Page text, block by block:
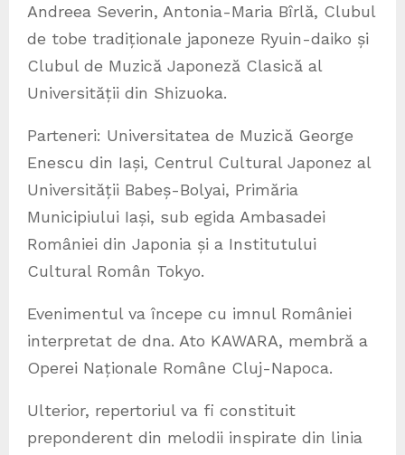
Andreea Severin, Antonia-Maria Bîrlă, Clubul
de tobe tradiționale japoneze Ryuin-daiko și
Clubul de Muzică Japoneză Clasică al
Universității din Shizuoka.
Parteneri: Universitatea de Muzică George
Enescu din Iași, Centrul Cultural Japonez al
Universității Babeș-Bolyai, Primăria
Municipiului Iași, sub egida Ambasadei
României din Japonia și a Institutului
Cultural Român Tokyo.
Evenimentul va începe cu imnul României
interpretat de dna. Ato KAWARA, membră a
Operei Naționale Române Cluj-Napoca.
Ulterior, repertoriul va fi constituit
preponderent din melodii inspirate din linia